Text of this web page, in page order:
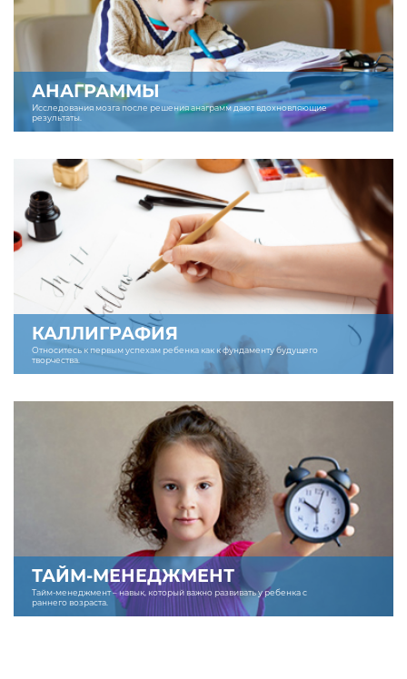
АНАГРАММЫ
Исследования мозга после решения анаграмм дают вдохновляющие
результаты.
КАЛЛИГРАФИЯ
Относитесь к первым успехам ребенка как к фундаменту будущего
творчества.
ТАЙМ-МЕНЕДЖМЕНТ
Тайм-менеджмент – навык, который важно развивать у ребенка с
раннего возраста.